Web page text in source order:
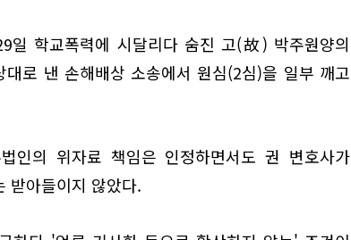
일 학교폭력에 시달리다 숨진 고(故) 박주원양의
로 낸 손해배상 소송에서 원심(2심)을 일부 깨고
인의 위자료 책임은 인정하면서도 권 변호사가
받아들이지 않았다.